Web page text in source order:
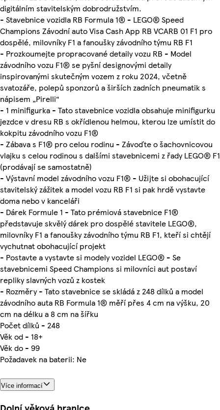
digitálním stavitelským dobrodružstvím.
- Stavebnice vozidla RB Formula 1® - LEGO® Speed
Champions Závodní auto Visa Cash App RB VCARB 01 F1 pro
dospělé, milovníky F1 a fanoušky závodního týmu RB F1
- Prozkoumejte propracované detaily vozu RB - Model
závodního vozu F1® se pyšní designovými detaily
inspirovanými skutečným vozem z roku 2024, včetně
svatozáře, polepů sponzorů a širších zadních pneumatik s
nápisem „Pirelli“
- 1 minifigurka - Tato stavebnice vozidla obsahuje minifigurku
jezdce v dresu RB s okřídlenou helmou, kterou lze umístit do
kokpitu závodního vozu F1®
- Zábava s F1® pro celou rodinu - Závoďte o šachovnicovou
vlajku s celou rodinou s dalšími stavebnicemi z řady LEGO® F1
(prodávají se samostatně)
- Výstavní model závodního vozu F1® - Užijte si obohacující
stavitelský zážitek a model vozu RB F1 si pak hrdě vystavte
doma nebo v kanceláři
- Dárek Formule 1 - Tato prémiová stavebnice F1®
představuje skvělý dárek pro dospělé stavitele LEGO®,
milovníky F1 a fanoušky závodního týmu RB F1, kteří si chtějí
vychutnat obohacující projekt
- Postavte a vystavte si modely vozidel LEGO® - Se
stavebnicemi Speed Champions si milovníci aut postaví
repliky slavných vozů z kostek
- Rozměry - Tato stavebnice se skládá z 248 dílků a model
závodního auta RB Formula 1® měří přes 4 cm na výšku, 20
cm na délku a 8 cm na šířku
Počet dílků - 248
Věk od - 18+
Věk do - 99
Požadavek na baterii: Ne
Více informací